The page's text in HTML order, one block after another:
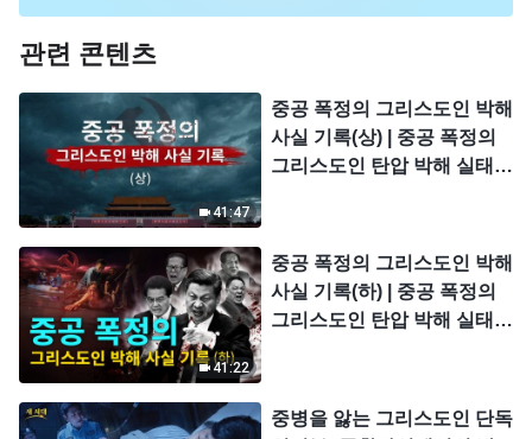
관련 콘텐츠
41:47
중공 폭정의 그리스도인 박해
사실 기록(상) | 중공 폭정의
그리스도인 탄압 박해 실태 1
41:22
중공 폭정의 그리스도인 박해
사실 기록(하) | 중공 폭정의
그리스도인 탄압 박해 실태 3
중병을 앓는 그리스도인 단독